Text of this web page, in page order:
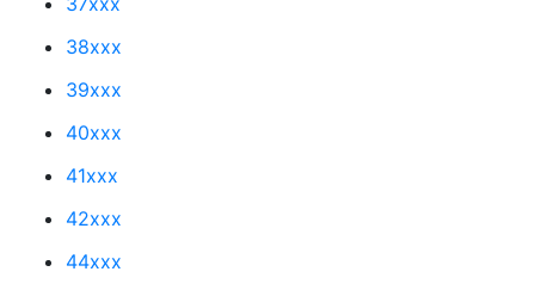
38xxx
39xxx
40xxx
41xxx
42xxx
44xxx